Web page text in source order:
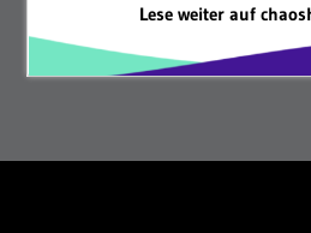
Lese weiter auf